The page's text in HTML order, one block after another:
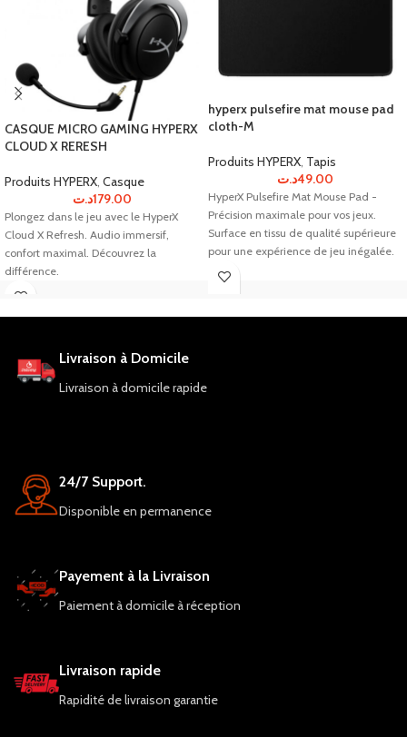
CASQUE MICRO GAMING HYPERX
CLOUD X RERESH
Produits HYPERX, Casque
179.00د.ت
Plongez dans le jeu avec le HyperX
Cloud X Refresh. Audio immersif,
confort maximal. Découvrez la
différence.
hyperx pulsefire mat mouse pad
cloth-M
Produits HYPERX, Tapis
49.00د.ت
HyperX Pulsefire Mat Mouse Pad -
Précision maximale pour vos jeux.
Surface en tissu de qualité supérieure
pour une expérience de jeu inégalée.
Livraison à Domicile
Livraison à domicile rapide
24/7 Support.
Disponible en permanence
Payement à la Livraison
Paiement à domicile à réception
Livraison rapide
Rapidité de livraison garantie